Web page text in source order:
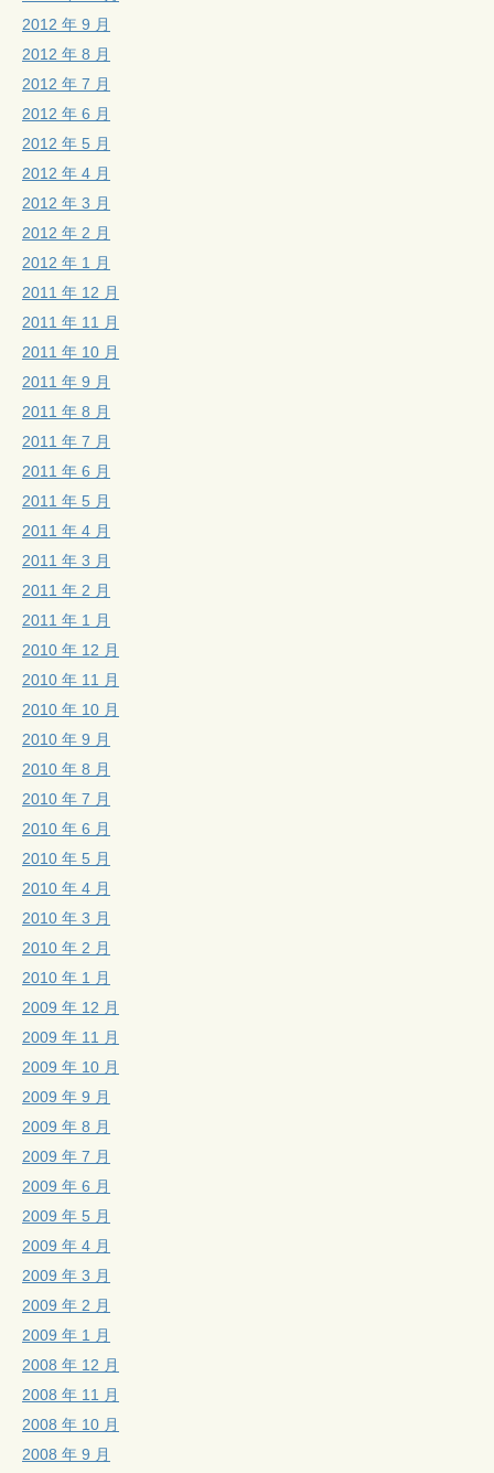
2012 年 9 月
2012 年 8 月
2012 年 7 月
2012 年 6 月
2012 年 5 月
2012 年 4 月
2012 年 3 月
2012 年 2 月
2012 年 1 月
2011 年 12 月
2011 年 11 月
2011 年 10 月
2011 年 9 月
2011 年 8 月
2011 年 7 月
2011 年 6 月
2011 年 5 月
2011 年 4 月
2011 年 3 月
2011 年 2 月
2011 年 1 月
2010 年 12 月
2010 年 11 月
2010 年 10 月
2010 年 9 月
2010 年 8 月
2010 年 7 月
2010 年 6 月
2010 年 5 月
2010 年 4 月
2010 年 3 月
2010 年 2 月
2010 年 1 月
2009 年 12 月
2009 年 11 月
2009 年 10 月
2009 年 9 月
2009 年 8 月
2009 年 7 月
2009 年 6 月
2009 年 5 月
2009 年 4 月
2009 年 3 月
2009 年 2 月
2009 年 1 月
2008 年 12 月
2008 年 11 月
2008 年 10 月
2008 年 9 月